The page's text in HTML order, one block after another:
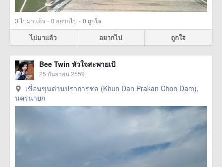
3ไปมาแล้ว · 0 อยากไป · 0 ถูกใจ
ไปมาแล้ว อยากไป ถูกใจ
Bee Twin หัวใจสะพายเป้
25 กันยายน 2559
เขื่อนขุนด่านปราการชล (Khun Dan Prakan Chon Dam),
นครนายก